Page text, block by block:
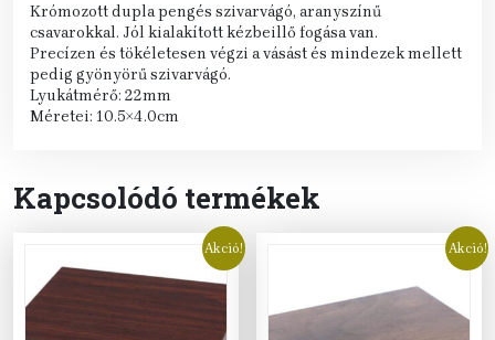
Krómozott dupla pengés szivarvágó, aranyszínű
csavarokkal. Jól kialakított kézbeillő fogása van.
Precízen és tökéletesen végzi a vásást és mindezek mellett
pedig gyönyörű szivarvágó.
Lyukátmérő: 22mm
Méretei: 10.5×4.0cm
Kapcsolódó termékek
Akció! Akció!